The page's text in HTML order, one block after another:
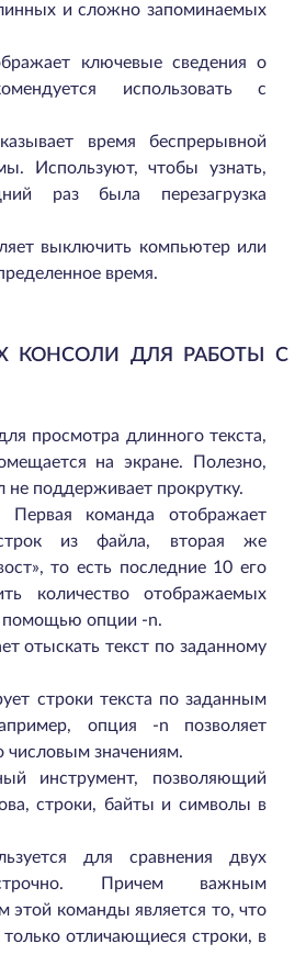
и сложно запоминаемых
ключевые сведения о
использовать с
время беспрерывной
Используют, чтобы узнать,
раз была перезагрузка
выключить компьютер или
время.
КОНСОЛИ ДЛЯ РАБОТЫ С
просмотра длинного текста,
на экране. Полезно,
не поддерживает прокрутку.
команда отображает
из файла, вторая же
то есть последние 10 его
количество отображаемых
помощью опции -n.
отыскать текст по заданному
строки текста по заданным
опция -n позволяет
числовым значениям.
инструмент, позволяющий
строки, байты и символы в
для сравнения двух
Причем важным
этой команды является то, что
отличающиеся строки, в